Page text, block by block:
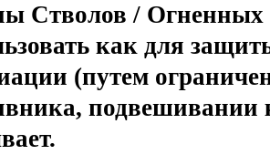
Стволов /
как для
(путем
подвешивании